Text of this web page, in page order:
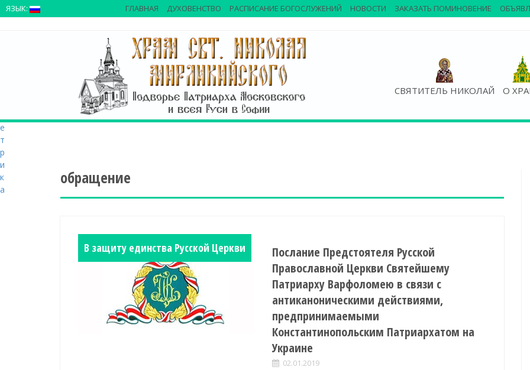
S
n
t
e
n
t
СВЯТИТЕЛЬ НИКОЛАЙ О
ГЛАВНАЯ ДУХОВЕНСТВО РАСПИСАНИЕ БОГОСЛУЖЕНИЙ НОВОСТИ ЗАКАЗАТЬ ПОМИНОВЕНИЕ
ЯЗЫК:
обращение
В защиту единства Русской Церкви
Послание Предстоятеля Русской
Православной Церкви Святейшему
Патриарху Варфоломею в связи с
антиканоническими действиями,
предпринимаемыми
Константинопольским Патриархатом на
Украине
02.01.2019